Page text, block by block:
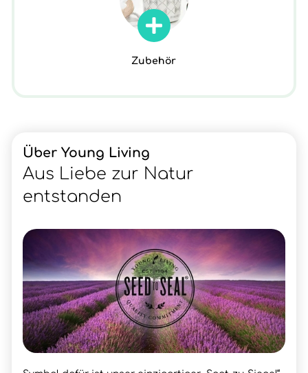
Zubehör
Über Young Living
Aus Liebe zur Natur
entstanden